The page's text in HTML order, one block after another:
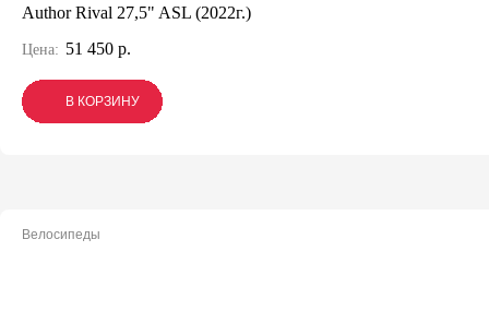
Author Rival 27,5" ASL (2022г.)
Цена: 51 450 р.
В КОРЗИНУ
В КОРЗИНУ
В КОРЗИНУ
Велосипеды